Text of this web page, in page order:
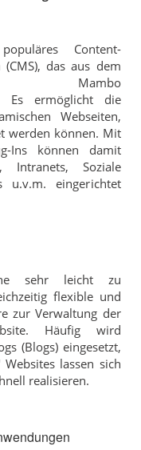
Content-
(CMS), das aus dem
Mambo
Es ermöglicht die
Webseiten,
werden können. Mit
Ins können damit
Intranets, Soziale
u.v.m. eingerichtet
sehr leicht zu
flexible und
zur Verwaltung der
Häufig wird
(Blogs) eingesetzt,
lassen sich
realisieren.